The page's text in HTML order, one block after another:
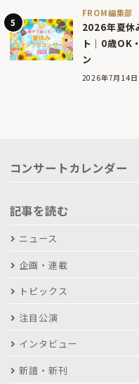
FROM編集部
2026年夏休
ト｜0歳OK
ン
2026年7月14日
コンサートカレンダー
記事を読む
ニュース
企画・連載
トピックス
注目公演
インタビュー
新譜・新刊